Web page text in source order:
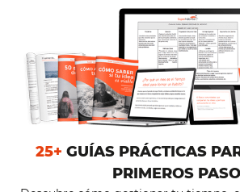
25+ GUÍAS PRÁCTICAS
PRIMEROS